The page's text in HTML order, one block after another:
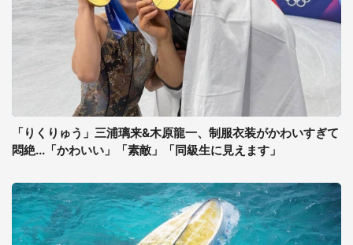
「りくりゅう」三浦璃来&木原龍一、制服衣装がかわいすぎて
悶絶...「かわいい」「素敵」「同級生に見えます」